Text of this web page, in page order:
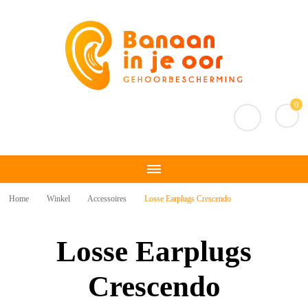
0
Home Winkel Accessoires Losse Earplugs Crescendo
Losse Earplugs
Crescendo